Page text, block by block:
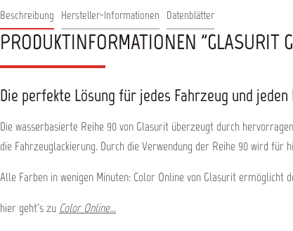
Beschreibung Hersteller-Informationen Datenblätter
PRODUKTINFORMATIONEN "GLASURIT
Die perfekte Lösung für jedes Fahrzeug und jeden
Die wasserbasierte Reihe 90 von Glasurit überzeugt durch
die Fahrzeuglackierung. Durch die Verwendung der Reihe 90 wird
Alle Farben in wenigen Minuten: Color Online von Glasurit
hier geht's zu Color Online...